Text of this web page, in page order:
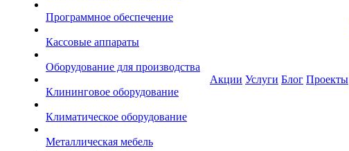
Программное обеспечение
Кассовые аппараты
Оборудование для производства
Клининговое оборудование
Климатическое оборудование
Металлическая мебель
Акции Услуги Блог Проекты